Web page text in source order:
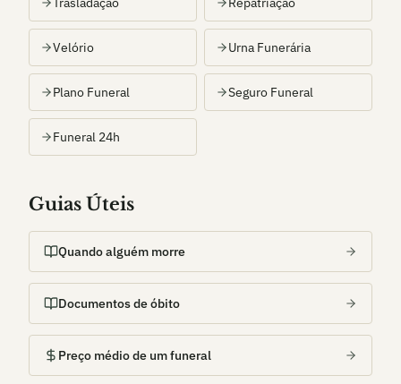
Velório Urna Funerária
Plano Funeral Seguro Funeral
Funeral 24h
Guias Úteis
Quando alguém morre
Documentos de óbito
Preço médio de um funeral